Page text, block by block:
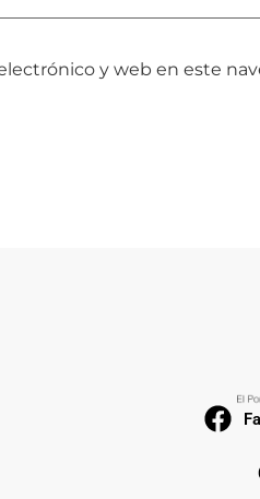
y web en este